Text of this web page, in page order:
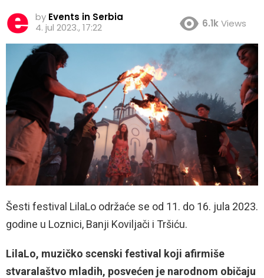
by Events in Serbia
4. jul 2023., 17:22
6.1kViews
Šesti festival LilaLo održaće se od 11. do 16. jula 2023.
godine u Loznici, Banji Koviljači i Tršiću.
LilaLo, muzičko scenski festival koji afirmiše
stvaralaštvo mladih, posvećen je narodnom običaju